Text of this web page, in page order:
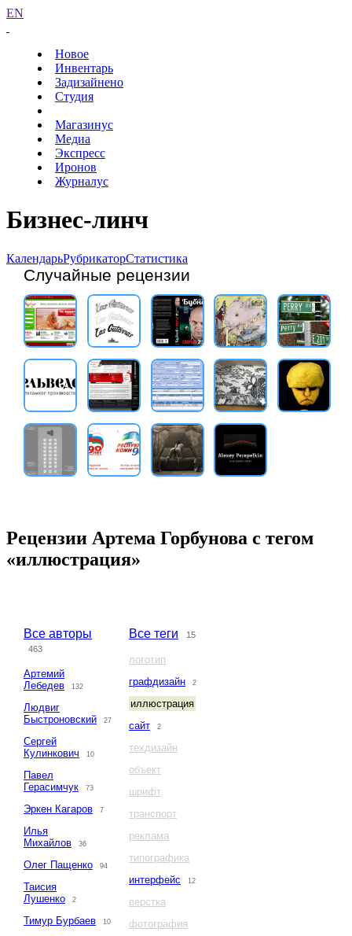
EN
Новое
Инвентарь
Задизайнено
Студия
Магазинус
Медиа
Экспресс
Иронов
Журналус
Бизнес-линч
КалендарьРубрикаторСтатистика
Случайные рецензии
Рецензии Артема Горбунова с тегом
«иллюстрация»
Все авторы
463
Артемий
Лебедев
132
Людвиг
Быстроновский
27
Сергей
Кулинкович
10
Павел
Герасимчук
73
Эркен Кагаров 7
Илья
Михайлов
36
Олег Пащенко 94
Таисия
Лушенко
2
Тимур Бурбаев 10
Все теги 15
логотип
графдизайн
2
иллюстрация
сайт
2
техдизайн
объект
шрифт
транспорт
реклама
типографика
интерфейс
12
верстка
фотография